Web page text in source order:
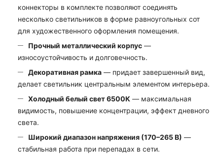
коннекторы в комплекте позволяют соединять
несколько светильников в форме равноугольных сот
для художественного оформления помещения.
Прочный металлический корпус —
износоустойчивость и долговечность.
Декоративная рамка — придает завершенный вид,
делает светильник центральным элементом интерьера.
Холодный белый свет 6500К — максимальная
видимость, повышение концентрации, эффект дневного
света.
Широкий диапазон напряжения (170–265 В) —
стабильная работа при перепадах в сети.